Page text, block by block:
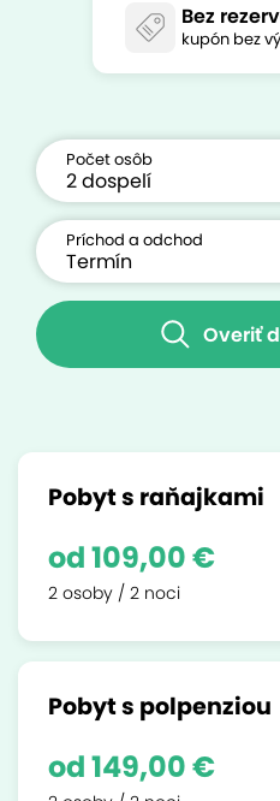
Bez
kupón bez
Počet osôb
Príchod a odchod
Overiť
Pobyt s raňajkami
od 109,00 €
2 osoby / 2 noci
Pobyt s polpenziou
od 149,00 €